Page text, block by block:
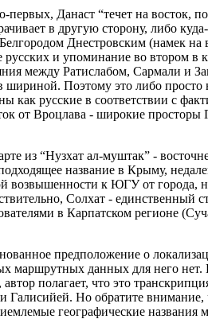
Данаст “течет на восток,
в другую сторону, либо
Днестровским (намек на
и упоминание во втором в
между Ратислабом, Сармали и
шириной. Поэтому это либо просто
как русские в соответствии с
от Вроцлава - широкие
из “Нузхат ал-муштак” -
название в Крыму,
возвышенности к ЮГУ от города,
Солхат - единственный
в Карпатском регионе
предположение о
маршрутных данных для него нет.
автор полагает, что это
Галисийей. Но обратите
географические